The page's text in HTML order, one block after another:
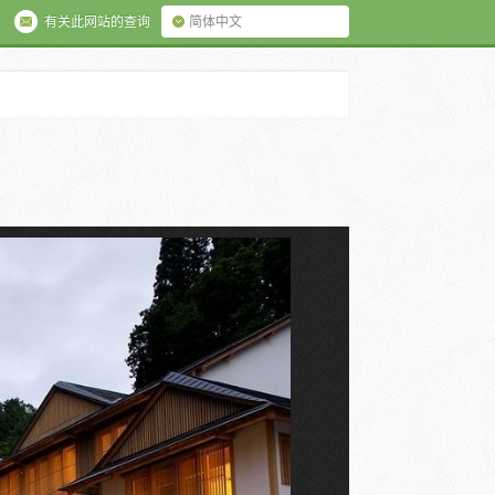
简体中文
有关此网站的查询